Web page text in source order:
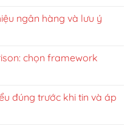
ngân hàng và lưu ý
chọn framework
đúng trước khi tin và áp